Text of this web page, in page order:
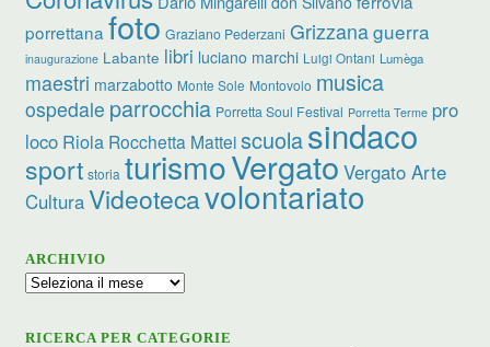
porrettana foto Graziano Pederzani Grizzanaguerra
inaugurazione Labante libri luciano marchi Luigi Ontani Lumèga
maestri marzabotto Monte Sole Montovolo musica
ospedale parrocchia Porretta Soul Festival Porretta Terme pro
loco Riola Rocchetta Matteiscuolasindaco
sport storia turismoVergato Vergato Arte
CulturaVideotecavolontariato
ARCHIVIO
Archivio
RICERCA PER CATEGORIE